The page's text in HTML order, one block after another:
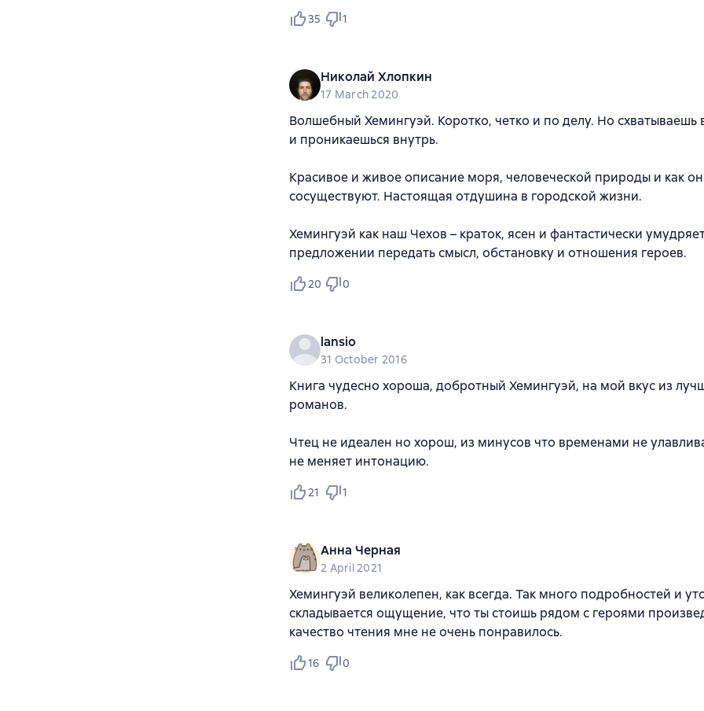
35 1
Николай Хлопкин
17 March 2020
Волшебный Хемингуэй. Коротко, четко и по делу. Но
и проникаешься внутрь.
Красивое и живое описание моря, человеческой природы и как
сосуществуют. Настоящая отдушина в городской жизни.
Хемингуэй как наш Чехов – краток, ясен и фантастически
предложении передать смысл, обстановку и отношения героев.
20 0
lansio
31 October 2016
Книга чудесно хороша, добротный Хемингуэй, на мой вкус из
романов.
Чтец не идеален но хорош, из минусов что временами не
не меняет интонацию.
21 1
Анна Черная
2 April 2021
Хемингуэй великолепен, как всегда. Так много подробностей и
складывается ощущение, что ты стоишь рядом с героями
качество чтения мне не очень понравилось.
16 0